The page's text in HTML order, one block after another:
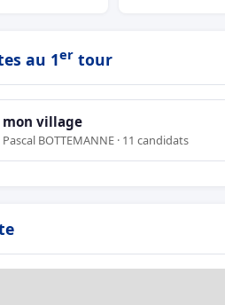
au 1er tour
mon village
BOTTEMANNE · 11 candidats